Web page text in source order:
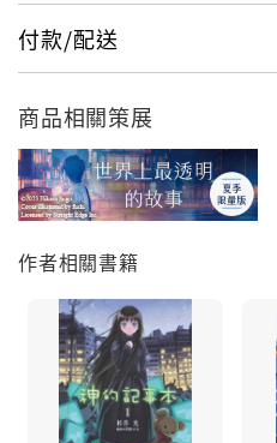
付款/配送
商品相關策展
作者相關書籍